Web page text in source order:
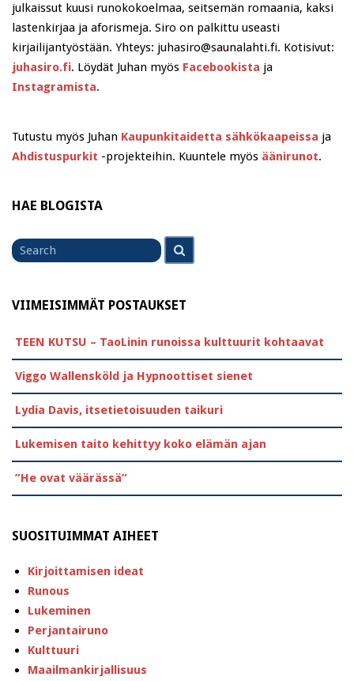
julkaissut kuusi runokokoelmaa, seitsemän romaania, kaksi
lastenkirjaa ja aforismeja. Siro on palkittu useasti
kirjailijantyöstään. Yhteys: juhasiro@saunalahti.fi. Kotisivut:
juhasiro.fi. Löydät Juhan myös Facebookista ja
Instagramista.
Tutustu myös Juhan Kaupunkitaidetta sähkökaapeissa ja
Ahdistuspurkit -projekteihin. Kuuntele myös äänirunot.
HAE BLOGISTA
Search
for
VIIMEISIMMÄT POSTAUKSET
TEEN KUTSU – TaoLinin runoissa kulttuurit kohtaavat
Viggo Wallensköld ja Hypnoottiset sienet
Lydia Davis, itsetietoisuuden taikuri
Lukemisen taito kehittyy koko elämän ajan
”He ovat väärässä”
SUOSITUIMMAT AIHEET
Kirjoittamisen ideat
Runous
Lukeminen
Perjantairuno
Kulttuuri
Maailmankirjallisuus